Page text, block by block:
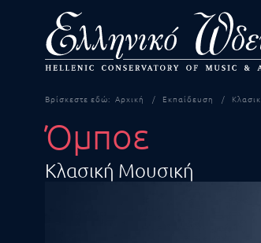
Βρίσκεστε εδώ: Αρχική Εκπαίδευση
Όμποε
Κλασική Μουσική